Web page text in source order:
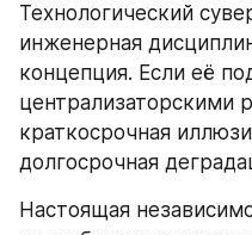
Технологический
инженерная
концепция. Если её
централизаторскими
краткосрочная
долгосрочная
Настоящая